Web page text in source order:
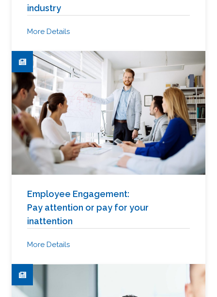
industry
More Details
Employee Engagement:
Pay attention or pay for your
inattention
More Details